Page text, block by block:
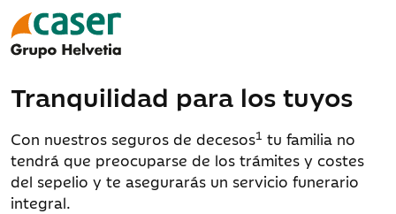
Tranquilidad para los tuyos
Con nuestros seguros de decesos1 tu familia no
tendrá que preocuparse de los trámites y costes
del sepelio y te asegurarás un servicio funerario
integral.